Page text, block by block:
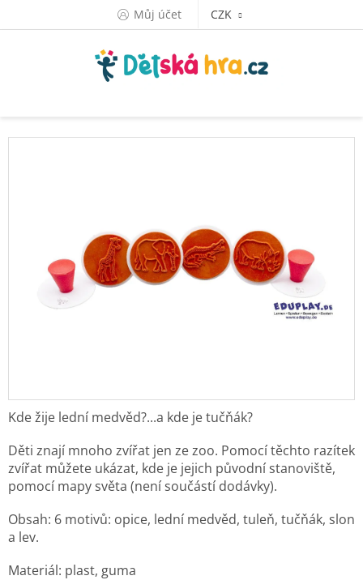
Můj účet CZK
Kde žije lední medvěd?...a kde je tučňák?
Děti znají mnoho zvířat jen ze zoo. Pomocí těchto razítek
zvířat můžete ukázat, kde je jejich původní stanoviště,
pomocí mapy světa (není součástí dodávky).
Obsah: 6 motivů: opice, lední medvěd, tuleň, tučňák, slon
a lev.
Materiál: plast, guma